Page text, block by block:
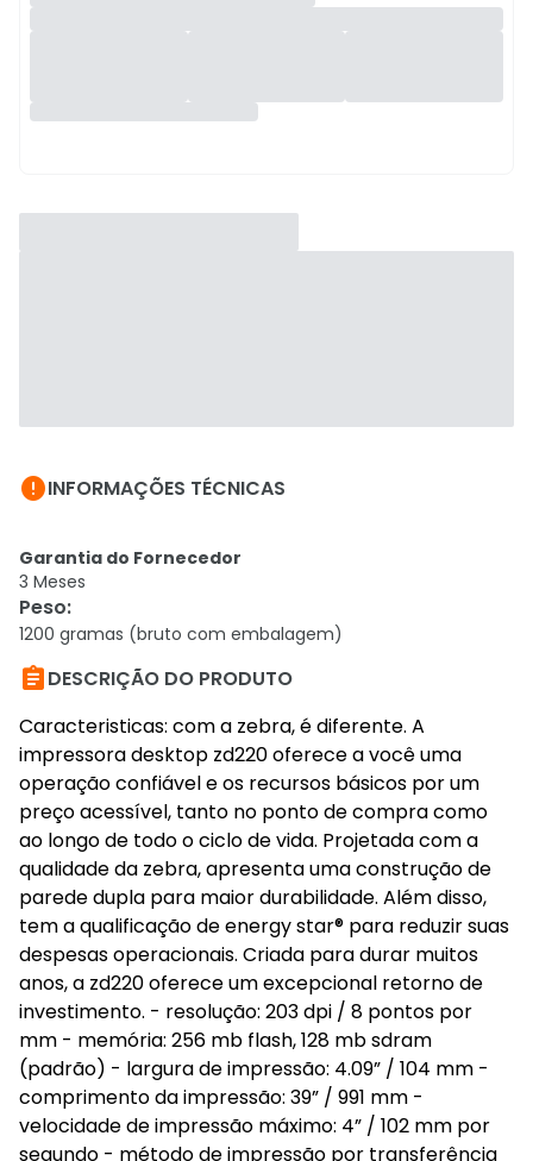
INFORMAÇÕES TÉCNICAS
Garantia do Fornecedor
3 Meses
Peso:
1200 gramas (bruto com embalagem)
DESCRIÇÃO DO PRODUTO
Caracteristicas: com a zebra, é diferente. A
impressora desktop zd220 oferece a você uma
operação confiável e os recursos básicos por um
preço acessível, tanto no ponto de compra como
ao longo de todo o ciclo de vida. Projetada com a
qualidade da zebra, apresenta uma construção de
parede dupla para maior durabilidade. Além disso,
tem a qualificação de energy star® para reduzir suas
despesas operacionais. Criada para durar muitos
anos, a zd220 oferece um excepcional retorno de
investimento. - resolução: 203 dpi / 8 pontos por
mm - memória: 256 mb flash, 128 mb sdram
(padrão) - largura de impressão: 4.09” / 104 mm -
comprimento da impressão: 39” / 991 mm -
velocidade de impressão máximo: 4” / 102 mm por
segundo - método de impressão por transferência